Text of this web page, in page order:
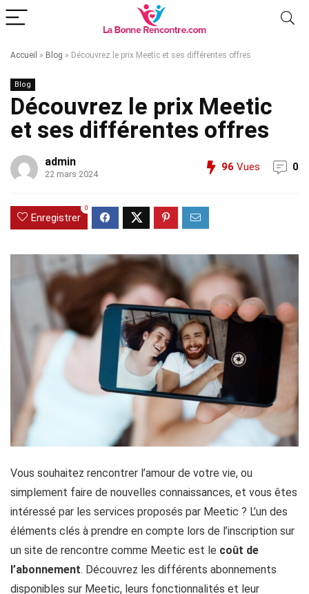
Accueil » Blog » Découvrez le prix Meetic et ses différentes offres
Blog
Découvrez le prix Meetic
et ses différentes offres
admin
22 mars 2024
96 Vues 0
Enregistrer
0
Vous souhaitez rencontrer l’amour de votre vie, ou
simplement faire de nouvelles connaissances, et vous êtes
intéressé par les services proposés par Meetic ? L’un des
éléments clés à prendre en compte lors de l’inscription sur
un site de rencontre comme Meetic est le coût de
l’abonnement. Découvrez les différents abonnements
disponibles sur Meetic, leurs fonctionnalités et leur